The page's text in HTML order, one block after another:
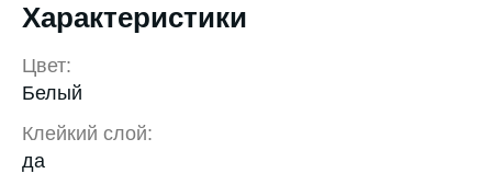
Характеристики
Цвет:
Белый
Клейкий слой:
да